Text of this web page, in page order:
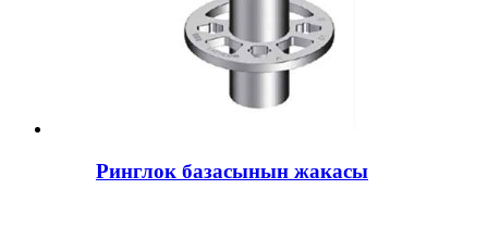
Ринглок базасынын жакасы